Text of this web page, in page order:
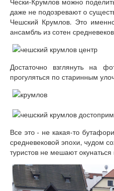
даже не подозревают о
Чешский Крумлов. Это
ансамбль из сотен
Достаточно взглянуть на
прогуляться по старинным
Все это - не какая-то
средневековой эпохи, чудом
туристов не мешают